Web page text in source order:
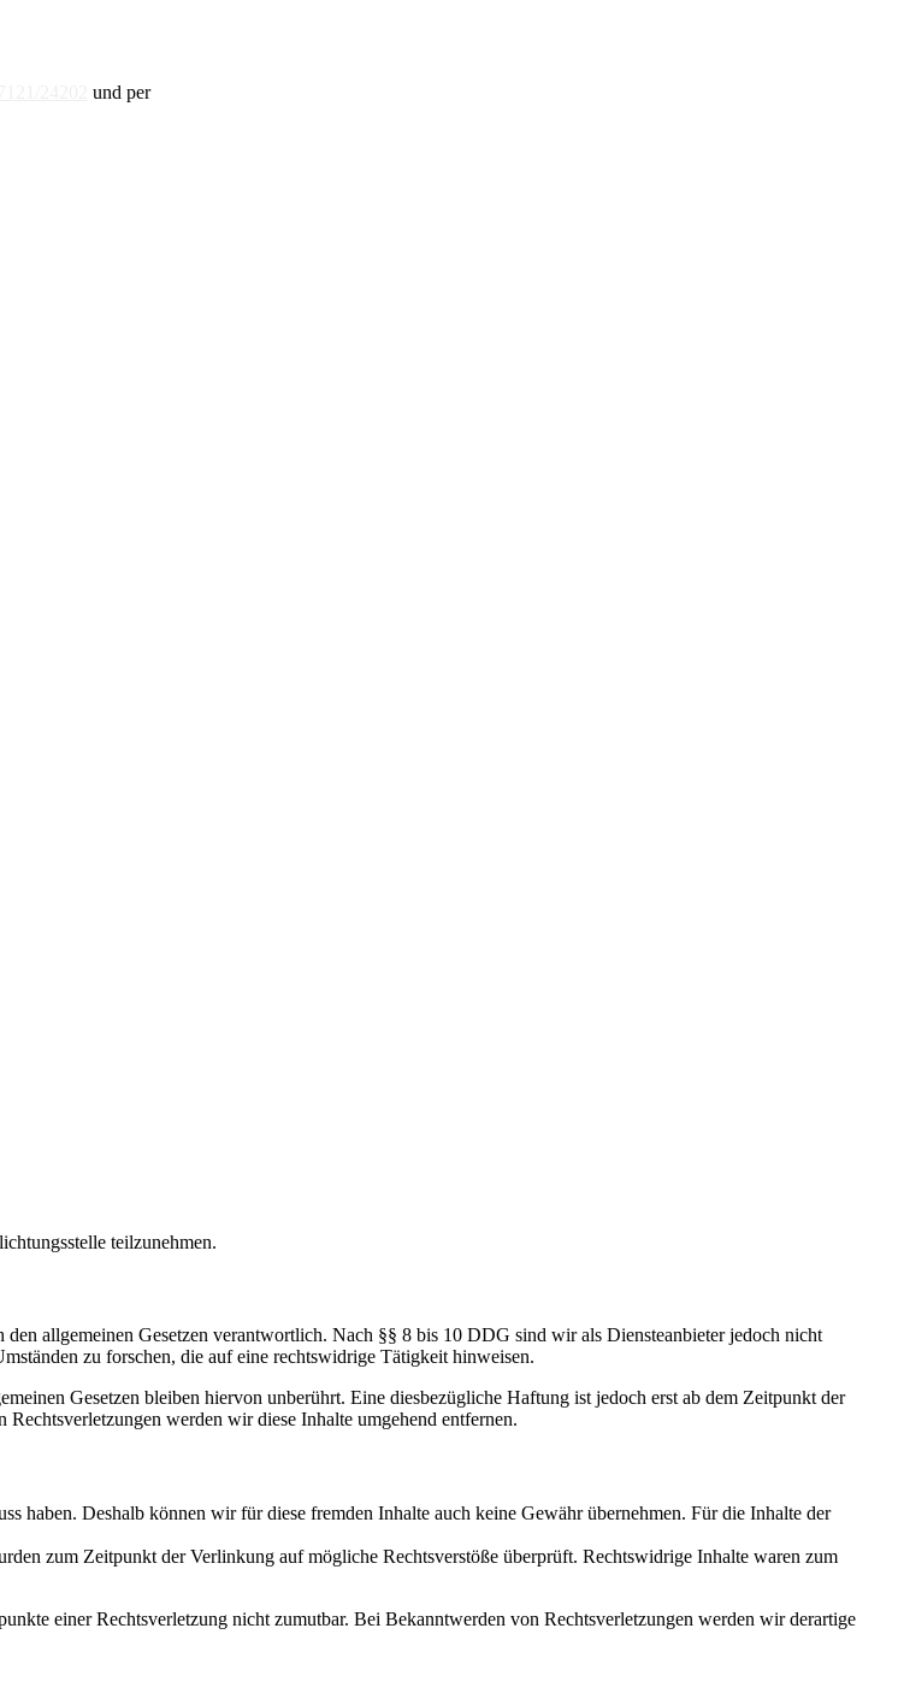
und per
teilzunehmen.
allgemeinen Gesetzen verantwortlich. Nach §§ 8 bis 10 DDG sind wir als Diensteanbieter jedoch nicht
zu forschen, die auf eine rechtswidrige Tätigkeit hinweisen.
Gesetzen bleiben hiervon unberührt. Eine diesbezügliche Haftung ist jedoch erst ab dem Zeitpunkt der
werden wir diese Inhalte umgehend entfernen.
haben. Deshalb können wir für diese fremden Inhalte auch keine Gewähr übernehmen. Für die Inhalte der
zum Zeitpunkt der Verlinkung auf mögliche Rechtsverstöße überprüft. Rechtswidrige Inhalte waren zum
einer Rechtsverletzung nicht zumutbar. Bei Bekanntwerden von Rechtsverletzungen werden wir derartige